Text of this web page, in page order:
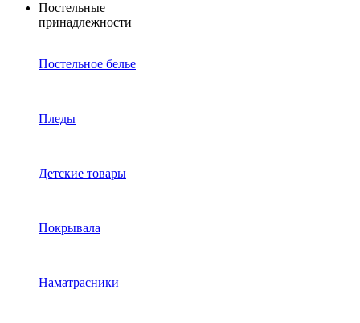
Постельные
принадлежности
Постельное белье
Пледы
Детские товары
Покрывала
Наматрасники